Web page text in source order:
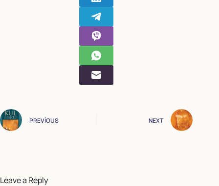
PREVIOUS NEXT
Leave a Reply